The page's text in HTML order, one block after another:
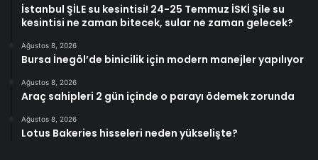
İstanbul ŞİLE su kesintisi! 24-25 Temmuz İSKİ Şile su
kesintisi ne zaman bitecek, sular ne zaman gelecek?
Ağustos 8, 2026
Bursa İnegöl’de binicilik için modern manejler yapılıyor
Ağustos 8, 2026
Araç sahipleri 2 gün içinde o parayı ödemek zorunda
Ağustos 8, 2026
Lotus Bakeries hisseleri neden yükselişte?